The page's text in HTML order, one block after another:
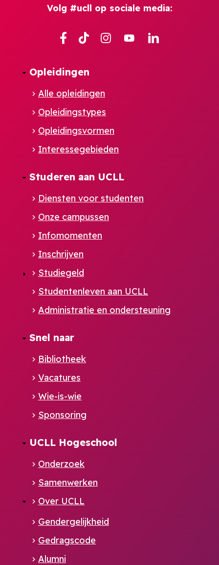
Volg #ucll op sociale media:
Facebook
TikTok Instagram
YouTube
Footer
NL
Opleidingen
Alle opleidingen
Opleidingstypes
Opleidingsvormen
Interessegebieden
Studeren aan UCLL
Diensten voor studenten
Onze campussen
Infomomenten
Inschrijven
Studiegeld
Studentenleven aan UCLL
Administratie en ondersteuning
Snel naar
Bibliotheek
Vacatures
Wie-is-wie
Sponsoring
UCLL Hogeschool
Onderzoek
Samenwerken
Over UCLL
Gendergelijkheid
Gedragscode
Alumni